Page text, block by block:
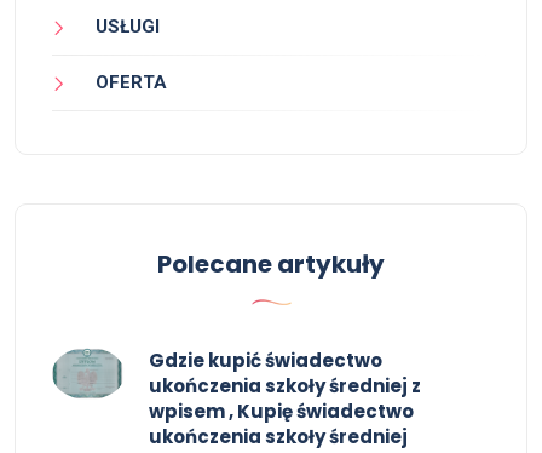
USŁUGI
OFERTA
Polecane artykuły
Gdzie kupić świadectwo
ukończenia szkoły średniej z
wpisem , Kupię świadectwo
ukończenia szkoły średniej